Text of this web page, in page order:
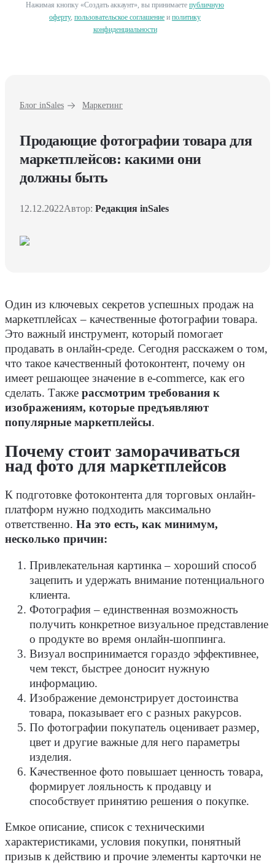
Нажимая кнопку «Создать аккаунт», вы принимаете публичную
оферту, пользовательское соглашение и политику
конфиденциальности
Блог inSales Маркетинг
Продающие фотографии товара для
маркетплейсов: какими они
должны быть
12.12.2022Автор: Редакция inSales
Один из ключевых секретов успешных продаж на
маркетплейсах – качественные фотографии товара.
Это важный инструмент, который помогает
продавать в онлайн-среде. Сегодня расскажем о том,
что такое качественный фотоконтент, почему он
имеет решающее значение в e-commerce, как его
сделать. Также рассмотрим требования к
изображениям, которые предъявляют
популярные маркетплейсы.
Почему стоит заморачиваться
над фото для маркетплейсов
К подготовке фотоконтента для торговых онлайн-
платформ нужно подходить максимально
ответственно. На это есть, как минимум,
несколько причин:
Привлекательная картинка – хороший способ
зацепить и удержать внимание потенциального
клиента.
Фотография – единственная возможность
получить конкретное визуальное представление
о продукте во время онлайн-шоппинга.
Визуал воспринимается гораздо эффективнее,
чем текст, быстрее доносит нужную
информацию.
Изображение демонстрирует достоинства
товара, показывает его с разных ракурсов.
По фотографии покупатель оценивает размер,
цвет и другие важные для него параметры
изделия.
Качественное фото повышает ценность товара,
формирует лояльность к продавцу и
способствует принятию решения о покупке.
Емкое описание, список с техническими
характеристиками, условия покупки, понятный
призыв к действию и прочие элементы карточки не